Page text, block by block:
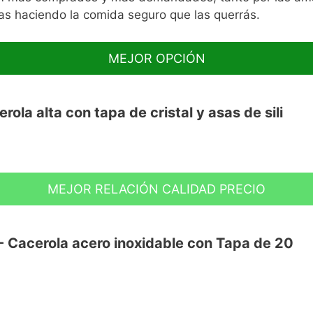
haciendo la comida seguro que las querrás.
MEJOR OPCIÓN
alta con tapa de cristal y asas de sili
tricapa Teflon Classic sin PFOA
energy system)
MEJOR RELACIÓN CALIDAD PRECIO
Cacerola acero inoxidable con Tapa de 20